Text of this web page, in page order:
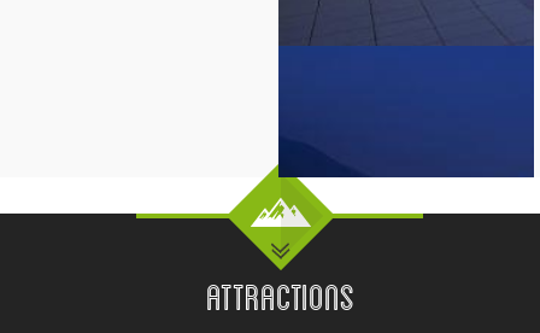
ATTRACTIONS